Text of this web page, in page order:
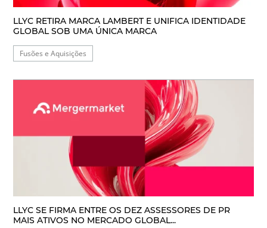
LLYC RETIRA MARCA LAMBERT E UNIFICA IDENTIDADE
GLOBAL SOB UMA ÚNICA MARCA
Fusões e Aquisições
LLYC SE FIRMA ENTRE OS DEZ ASSESSORES DE PR
MAIS ATIVOS NO MERCADO GLOBAL...